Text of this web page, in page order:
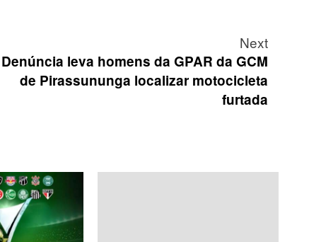
Next
Denúncia leva homens da GPAR da GCM
de Pirassununga localizar motocicleta
furtada